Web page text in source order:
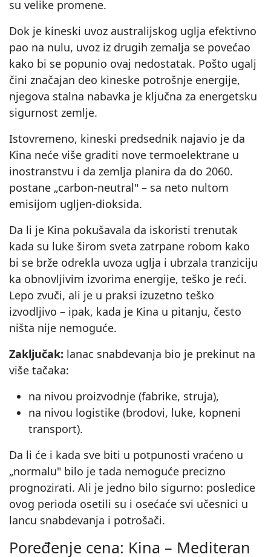
su velike promene.
Dok je kineski uvoz australijskog uglja efektivno
pao na nulu, uvoz iz drugih zemalja se povećao
kako bi se popunio ovaj nedostatak. Pošto ugalj
čini značajan deo kineske potrošnje energije,
njegova stalna nabavka je ključna za energetsku
sigurnost zemlje.
Istovremeno, kineski predsednik najavio je da
Kina neće više graditi nove termoelektrane u
inostranstvu i da zemlja planira da do 2060.
postane „carbon‑neutral" – sa neto nultom
emisijom ugljen‑dioksida.
Da li je Kina pokušavala da iskoristi trenutak
kada su luke širom sveta zatrpane robom kako
bi se brže odrekla uvoza uglja i ubrzala tranziciju
ka obnovljivim izvorima energije, teško je reći.
Lepo zvuči, ali je u praksi izuzetno teško
izvodljivo – ipak, kada je Kina u pitanju, često
ništa nije nemoguće.
Zaključak: lanac snabdevanja bio je prekinut na
više tačaka:
na nivou proizvodnje (fabrike, struja),
na nivou logistike (brodovi, luke, kopneni
transport).
Da li će i kada sve biti u potpunosti vraćeno u
„normalu" bilo je tada nemoguće precizno
prognozirati. Ali je jedno bilo sigurno: posledice
ovog perioda osetili su i osećaće svi učesnici u
lancu snabdevanja i potrošači.
Poređenje cena: Kina – Mediteran